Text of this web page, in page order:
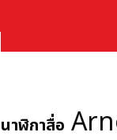
นาฬิกาสื่อ